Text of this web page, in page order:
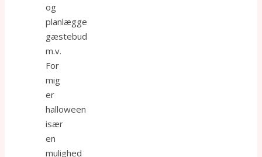
og
planlægge
gæstebud
m.v.
For
mig
er
halloween
især
en
mulighed